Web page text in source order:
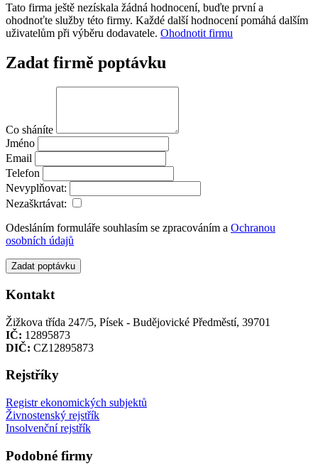
Tato firma ještě nezískala žádná hodnocení, buďte první a
ohodnoťte služby této firmy. Každé další hodnocení pomáhá dalším
uživatelům při výběru dodavatele. Ohodnotit firmu
Zadat firmě poptávku
Co sháníte
Jméno
Email
Telefon
Nevyplňovat:
Nezaškrtávat:
Odesláním formuláře souhlasím se zpracováním a Ochranou
osobních údajů
Zadat poptávku
Kontakt
Žižkova třída 247/5, Písek - Budějovické Předměstí, 39701
IČ: 12895873
DIČ: CZ12895873
Rejstříky
Registr ekonomických subjektů
Živnostenský rejstřík
Insolvenční rejstřík
Podobné firmy